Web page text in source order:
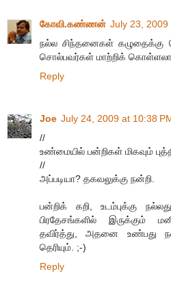
கோவி.கண்ணன் July 23, 2009
நல்ல சிந்தனைகள் கழுதைக்கு
சொல்பவர்கள் மாற்றிக்
Reply
Joe July 24, 2009 at 10:38
//
உண்மையில் பன்றிகள் மிகவும்
//
அப்படியா? தகவலுக்கு நன்றி.
பன்றிக் கறி, உடம்புக்கு
பிரதேசங்களில் இருக்கும்
தவிர்த்து, அதனை உண்பது
தெரியும். ;-)
Reply